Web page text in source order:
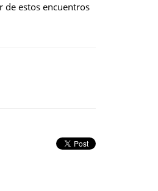
de estos encuentros